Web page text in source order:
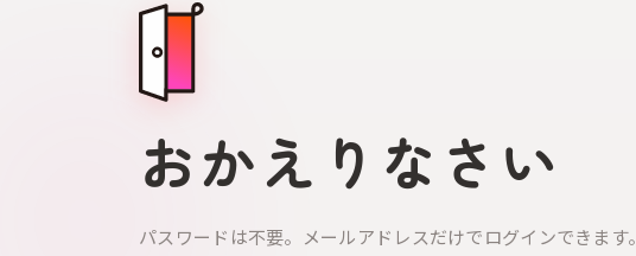
おかえりなさい
パスワードは不要。メールアドレスだけでログインできます。